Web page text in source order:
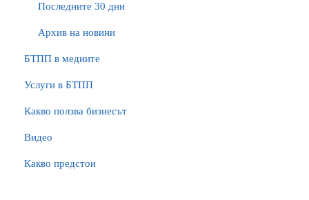
Последните 30 дни
Архив на новини
БTПП в медиите
Услуги в БТПП
Какво ползва бизнесът
Видео
Какво предстои